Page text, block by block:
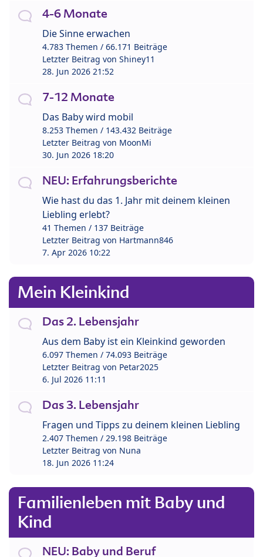
4-6 Monate
Die Sinne erwachen
4.783 Themen / 66.171 Beiträge
Letzter Beitrag von Shiney11
28. Jun 2026 21:52
7-12 Monate
Das Baby wird mobil
8.253 Themen / 143.432 Beiträge
Letzter Beitrag von MoonMi
30. Jun 2026 18:20
NEU: Erfahrungsberichte
Wie hast du das 1. Jahr mit deinem kleinen
Liebling erlebt?
41 Themen / 137 Beiträge
Letzter Beitrag von Hartmann846
7. Apr 2026 10:22
Mein Kleinkind
Das 2. Lebensjahr
Aus dem Baby ist ein Kleinkind geworden
6.097 Themen / 74.093 Beiträge
Letzter Beitrag von Petar2025
6. Jul 2026 11:11
Das 3. Lebensjahr
Fragen und Tipps zu deinem kleinen Liebling
2.407 Themen / 29.198 Beiträge
Letzter Beitrag von Nuna
18. Jun 2026 11:24
Familienleben mit Baby und
Kind
NEU: Baby und Beruf